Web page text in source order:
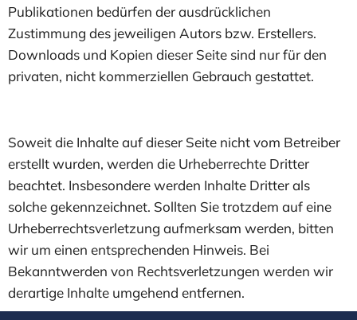
Publikationen bedürfen der ausdrücklichen
Zustimmung des jeweiligen Autors bzw. Erstellers.
Downloads und Kopien dieser Seite sind nur für den
privaten, nicht kommerziellen Gebrauch gestattet.
Soweit die Inhalte auf dieser Seite nicht vom Betreiber
erstellt wurden, werden die Urheberrechte Dritter
beachtet. Insbesondere werden Inhalte Dritter als
solche gekennzeichnet. Sollten Sie trotzdem auf eine
Urheberrechtsverletzung aufmerksam werden, bitten
wir um einen entsprechenden Hinweis. Bei
Bekanntwerden von Rechtsverletzungen werden wir
derartige Inhalte umgehend entfernen.